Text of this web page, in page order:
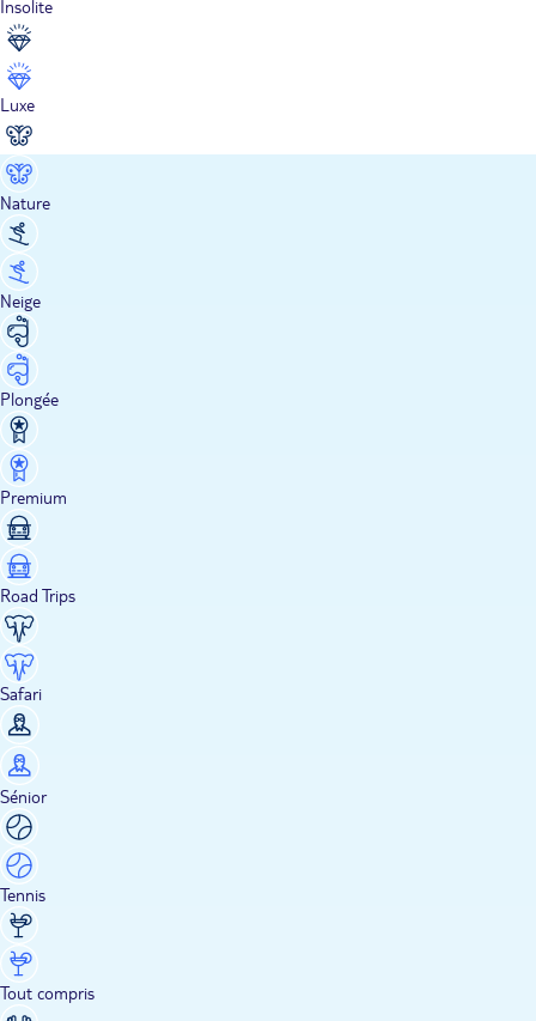
Insolite
Luxe
Nature
Neige
Plongée
Premium
Road Trips
Safari
Sénior
Tennis
Tout compris